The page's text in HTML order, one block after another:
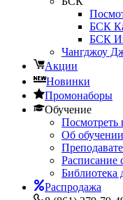
БСК
БСК
Чангджоу
Акции
Новинки
Промонаборы
Обучение
Посмотреть
Об обучении
Расписание
Библиотека
Распродажа